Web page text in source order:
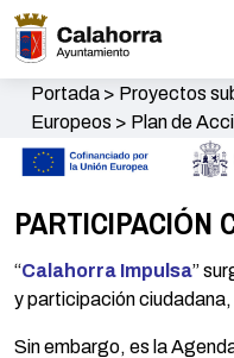
Portada> Proyectos
Europeos > Plan de
PARTICIPACIÓN
PARTICIPACIÓN
“Calahorra Impulsa”
y participación
Sin embargo, es la